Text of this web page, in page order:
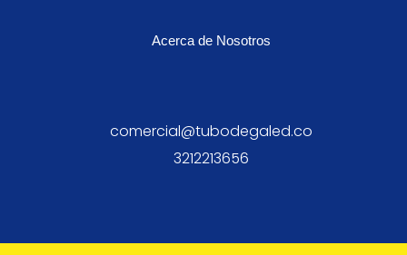
Acerca de Nosotros
comercial@tubodegaled.co
3212213656